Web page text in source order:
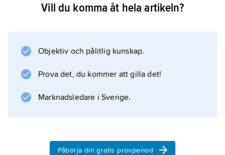
Vill du komma åt hela artikeln?
Objektiv och pålitlig kunskap.
Prova det, du kommer att gilla det!
Marknadsledare i Sverige.
Påbörja din gratis provperiod